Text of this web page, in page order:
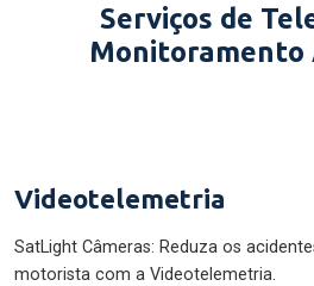
Serviços de
Monitoramento
Videotelemetria
SatLight Câmeras: Reduza os
motorista com a Videotelemetria.